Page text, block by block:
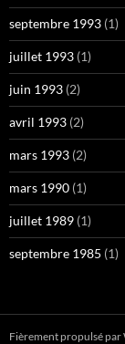
septembre 1993 (1)
juillet 1993 (1)
juin 1993 (2)
avril 1993 (2)
mars 1993 (2)
mars 1990 (1)
juillet 1989 (1)
septembre 1985 (1)
Fièrement propulsé par